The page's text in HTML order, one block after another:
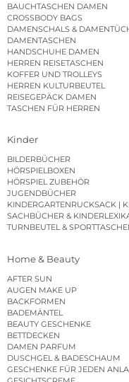
BAUCHTASCHEN DAMEN
CROSSBODY BAGS
DAMENSCHALS &
DAMENTASCHEN
HANDSCHUHE DAMEN
HERREN REISETASCHEN
KOFFER UND TROLLEYS
HERREN KULTURBEUTEL
REISEGEPÄCK DAMEN
TASCHEN FÜR HERREN
Kinder
BILDERBÜCHER
HÖRSPIELBOXEN
HÖRSPIEL ZUBEHÖR
JUGENDBÜCHER
KINDERGARTENRUCKSACK |
SACHBÜCHER &
TURNBEUTEL &
Home & Beauty
AFTER SUN
AUGEN MAKE UP
BACKFORMEN
BADEMÄNTEL
BEAUTY GESCHENKE
BETTDECKEN
DAMEN PARFUM
DUSCHGEL & BADESCHAUM
GESCHENKE FÜR JEDEN